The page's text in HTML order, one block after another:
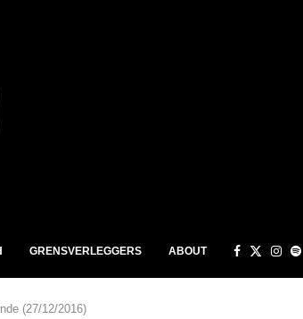
GRENSVERLEGGERS ABOUT
(27/12/2016)